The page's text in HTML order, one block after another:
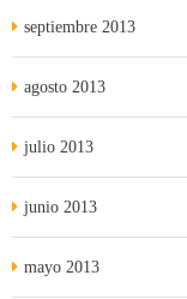
septiembre 2013
agosto 2013
julio 2013
junio 2013
mayo 2013